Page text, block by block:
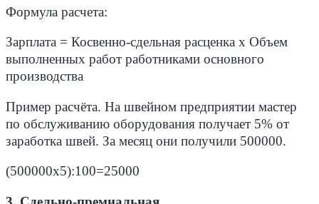
Формула расчета:
Зарплата = Косвенно-сдельная расценка х Объем
выполненных работ работниками основного
производства
Пример расчёта. На швейном предприятии мастер
по обслуживанию оборудования получает 5% от
заработка швей. За месяц они получили 500000.
(500000х5):100=25000